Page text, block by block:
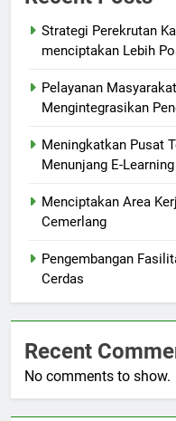
Strategi Perekrutan
menciptakan Lebih
Pelayanan
Mengintegrasikan
Meningkatkan Pusat
Menunjang E-Learning
Menciptakan Area
Cemerlang
Pengembangan
Cerdas
Recent
No comments to show.